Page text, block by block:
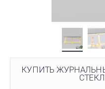
КУПИТЬ